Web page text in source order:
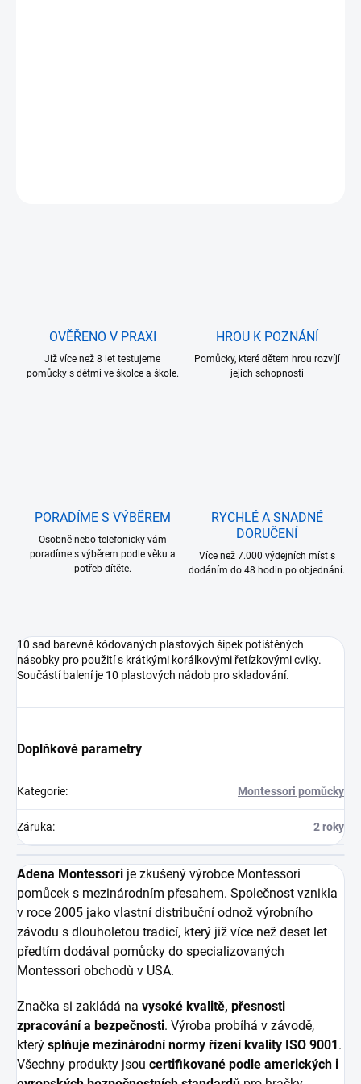
OVĚŘENO V PRAXI
Již více než 8 let testujeme
pomůcky s dětmi ve školce a škole.
HROU K POZNÁNÍ
Pomůcky, které dětem hrou rozvíjí
jejich schopnosti
PORADÍME S VÝBĚREM
Osobně nebo telefonicky vám
poradíme s výběrem podle věku a
potřeb dítěte.
RYCHLÉ A SNADNÉ
DORUČENÍ
Více než 7.000 výdejních míst s
dodáním do 48 hodin po objednání.
10 sad barevně kódovaných plastových šipek potištěných
násobky pro použití s krátkými korálkovými řetízkovými cviky.
Součástí balení je 10 plastových nádob pro skladování.
Doplňkové parametry
Kategorie: Montessori pomůcky
Záruka: 2 roky
Adena Montessori je zkušený výrobce Montessori
pomůcek s mezinárodním přesahem. Společnost vznikla
v roce 2005 jako vlastní distribuční odnož výrobního
závodu s dlouholetou tradicí, který již více než deset let
předtím dodával pomůcky do specializovaných
Montessori obchodů v USA.
Značka si zakládá na vysoké kvalitě, přesnosti
zpracování a bezpečnosti. Výroba probíhá v závodě,
který splňuje mezinárodní normy řízení kvality ISO 9001 .
Všechny produkty jsou certifikované podle amerických i